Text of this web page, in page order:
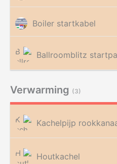
Boiler startkabel
Ballroomblitz
Verwarming (3)
Kachelpijp
Houtkachel